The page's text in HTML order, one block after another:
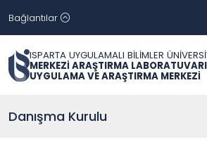
Bağlantılar
ISPARTA UYGULAMALI BİLİMLER
MERKEZİ ARAŞTIRMA LABORATUVARI
UYGULAMA VE ARAŞTIRMA MERKEZİ
Danışma Kurulu